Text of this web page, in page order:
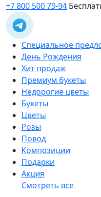
+7 800 500 79-94
Специальное
День Рождения
Хит продаж
Премиум букеты
Недорогие цветы
Букеты
Цветы
Розы
Повод
Композиции
Подарки
Акция
Смотреть все